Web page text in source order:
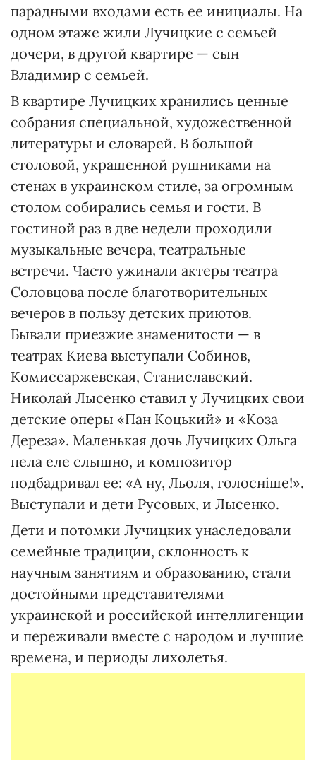
парадными входами есть ее инициалы. На
одном этаже жили Лучицкие с семьей
дочери, в другой квартире — сын
Владимир с семьей.
В квартире Лучицких хранились ценные
собрания специальной, художественной
литературы и словарей. В большой
столовой, украшенной рушниками на
стенах в украинском стиле, за огромным
столом собирались семья и гости. В
гостиной раз в две недели проходили
музыкальные вечера, театральные
встречи. Часто ужинали актеры театра
Соловцова после благотворительных
вечеров в пользу детских приютов.
Бывали приезжие знаменитости — в
театрах Киева выступали Собинов,
Комиссаржевская, Станиславский.
Николай Лысенко ставил у Лучицких свои
детские оперы «Пан Коцький» и «Коза
Дереза». Маленькая дочь Лучицких Ольга
пела еле слышно, и композитор
подбадривал ее: «А ну, Льоля, голосніше!».
Выступали и дети Русовых, и Лысенко.
Дети и потомки Лучицких унаследовали
семейные традиции, склонность к
научным занятиям и образованию, стали
достойными представителями
украинской и российской интеллигенции
и переживали вместе с народом и лучшие
времена, и периоды лихолетья.